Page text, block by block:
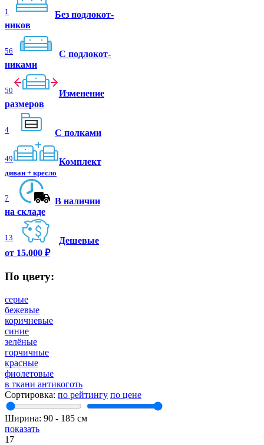
1
Без подлокот-
ников
56
C подлокот-
никами
50
Изменение
размеров
4 С полками
49 Комплект
диван + кресло
7
В наличии
на складе
13
Дешевые
от 15.000 ₽
По цвету:
серые
бежевые
коричневые
синие
зелёные
горчичные
красные
фиолетовые
в ткани антикоготь
Сортировка: по рейтингу по цене
Ширина: 90 ‐ 185 см
показать
17